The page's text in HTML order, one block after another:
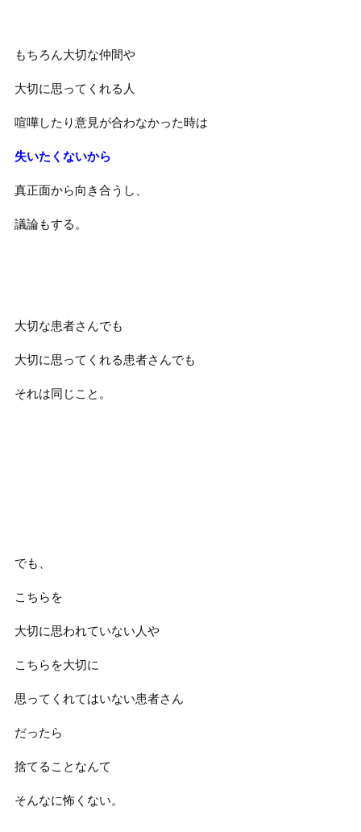
もちろん大切な仲間や
大切に思ってくれる人
喧嘩したり意見が合わなかった時は
失いたくないから
真正面から向き合うし、
議論もする。
大切な患者さんでも
大切に思ってくれる患者さんでも
それは同じこと。
でも、
こちらを
大切に思われていない人や
こちらを大切に
思ってくれてはいない患者さん
だったら
捨てることなんて
そんなに怖くない。